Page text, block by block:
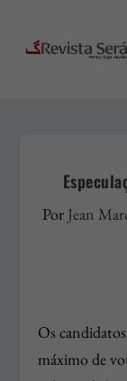
Por Jean
Os
máximo de